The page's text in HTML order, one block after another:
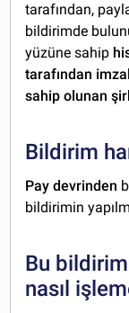
tarafından,
bildirimde
yüzüne sahip
tarafından
sahip olunan
Bildirim
Pay devrinden
bildirimin
Bu
nasıl